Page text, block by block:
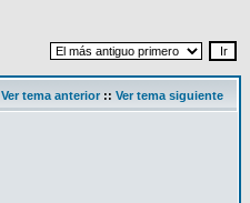
Ver tema anterior:: Ver tema siguiente